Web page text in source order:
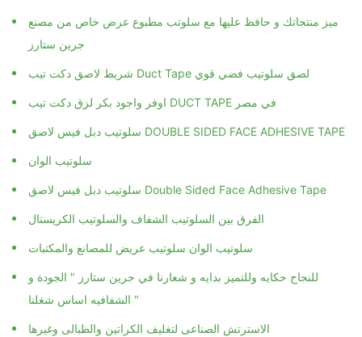
ميز منتجاتك و حافظ عليها مع سلوتب مطبوع عرض خاص من مصنع
جرين ستارز
شريط لاصق دكت تيب Duct Tape لصق سلوتيب فضي قوي
اوفر واجود بكر لزق دكت تيب DUCT TAPE في مصر
سلوتيب دبل فيس لاصق DOUBLE SIDED FACE ADHESIVE TAPE
سلوتيب الوان
سلوتيب دبل فيس لاصق Double Sided Face Adhesive Tape
الفرق بين السلوتيب الشفاف والسلوتيب الكريستال
سلوتيب الوان سلوتيب عريض للمصانع والمكتبات
للنجاح حكايه وللتميز بدايه و شعارنا في جرين ستارز " الجودة و
الشفافيه اساس شغلنا "
الاسترتش الصناعى لتغليف الكراتين والطبالى وغيرها